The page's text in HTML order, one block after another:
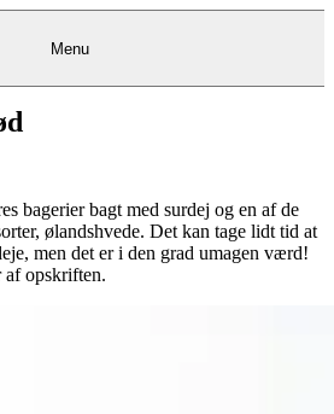
Opskrifter
& rådgivningrådgivningProjekter &
Eventkalender
Menu
bagerier bagt med surdej og en af de
ølandshvede. Det kan tage lidt tid at
men det er i den grad umagen værd!
af opskriften.